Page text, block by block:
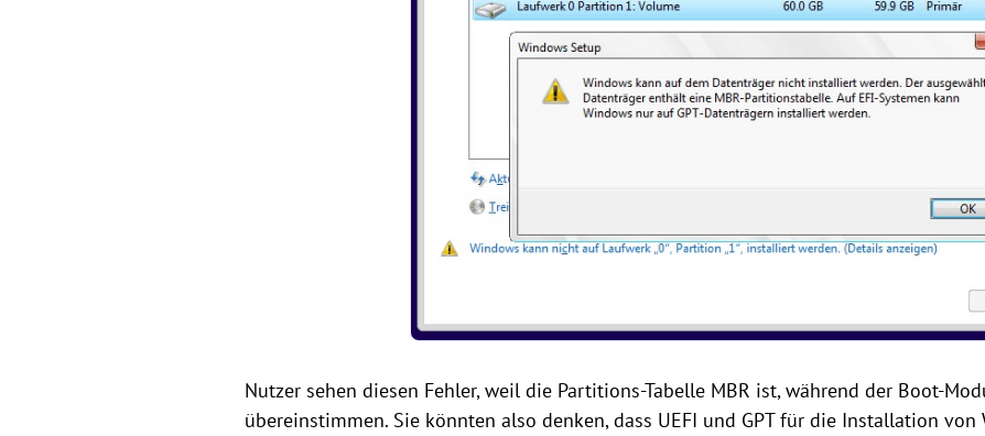
Nutzer sehen diesen Fehler, weil die Partitions-Tabelle MBR ist, während der Boot-
übereinstimmen. Sie könnten also denken, dass UEFI und GPT für die Installation